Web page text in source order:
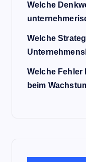
Welche
Welche
Welche Fehler
beim